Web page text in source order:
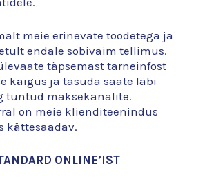
meie erinevate toodetega ja
endale sobivaim tellimus.
täpsemast tarneinfost
käigus ja tasuda saate läbi
tuntud maksekanalite.
on meie klienditeenindus
kättesaadav.
ONLINE’IST